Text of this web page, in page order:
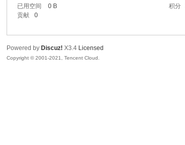
已用空间
0 B 积分
贡献
0
Powered by Discuz! X3.4 Licensed
Copyright © 2001-2021, Tencent Cloud.